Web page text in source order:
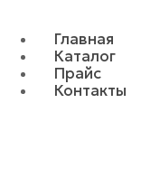
Главная
Каталог
Прайс
Контакты